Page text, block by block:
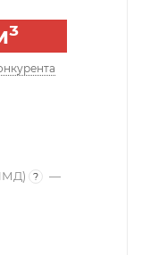
?
—